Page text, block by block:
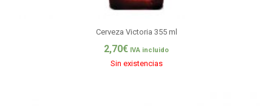
Cerveza Victoria 355 ml
2,70€ IVA incluido
Sin existencias